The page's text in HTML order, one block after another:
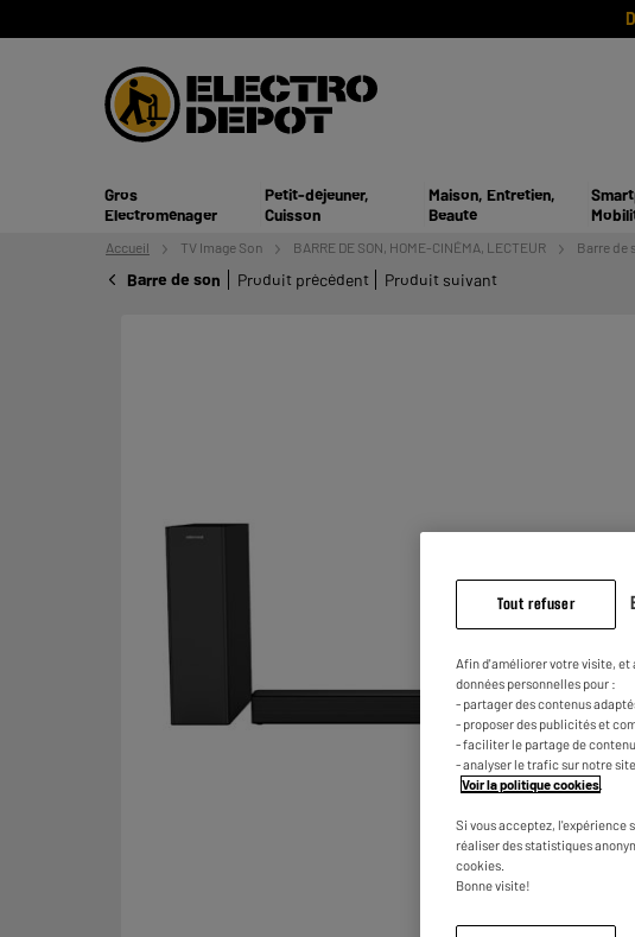
Gros
Electroménager
Petit-déjeuner,
Cuisson
Maison, Entretien,
Beauté
Accueil TV Image Son BARRE DE SON, HOME-CINÉMA, LECTEUR Barre de
Barre de son Produit précédent Produit suivant
Tout refuser
Afin d'améliorer votre visite, et
données personnelles pour :
- partager des contenus
- proposer des publicités et
- faciliter le partage de
- analyser le trafic sur notre site
Voir la politique cookies
Si vous acceptez, l'expérience
réaliser des statistiques
cookies.
Bonne visite!